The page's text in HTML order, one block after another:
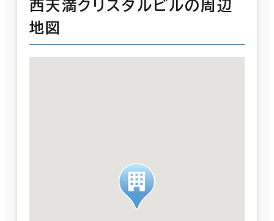
西天満クリスタルビルの周辺
地図